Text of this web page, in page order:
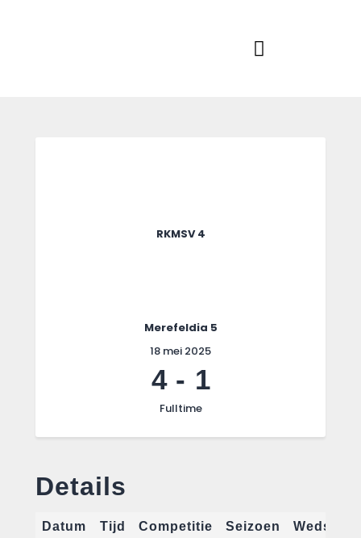
RKMSV 4
Merefeldia 5
18 mei 2025
4- 1
Fulltime
Details
Datum Tijd Competitie Seizoen